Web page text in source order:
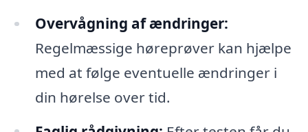
Overvågning af ændringer:
Regelmæssige høreprøver kan hjælpe
med at følge eventuelle ændringer i
din hørelse over tid.